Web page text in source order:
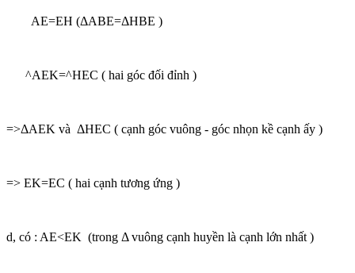
AE=EH (ΔABE=ΔHBE )
^AEK=^HEC ( hai góc đối đỉnh )
=>ΔAEK và ΔHEC ( cạnh góc vuông - góc nhọn kề cạnh ấy )
=> EK=EC ( hai cạnh tương ứng )
d, có : AE<EK (trong Δ vuông cạnh huyền là cạnh lớn nhất )